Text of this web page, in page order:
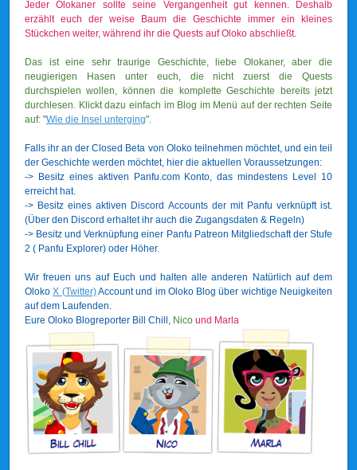
Jeder Olokaner sollte seine Vergangenheit gut kennen. Deshalb
erzählt euch der weise Baum die Geschichte immer ein kleines
Stückchen weiter, während ihr die Quests auf Oloko abschließt.
Das ist eine sehr traurige Geschichte, liebe Olokaner, aber die
neugierigen Hasen unter euch, die nicht zuerst die Quests
durchspielen wollen, können die komplette Geschichte bereits jetzt
durchlesen. Klickt dazu einfach im Blog im Menü auf der rechten Seite
auf: "Wie die Insel unterging".
Falls ihr an der Closed Beta von Oloko teilnehmen möchtet, und ein teil
der Geschichte werden möchtet, hier die aktuellen Voraussetzungen:
-> Besitz eines aktiven Panfu.com Konto, das mindestens Level 10
erreicht hat.
-> Besitz eines aktiven Discord Accounts der mit Panfu verknüpft ist.
(Über den Discord erhaltet ihr auch die Zugangsdaten & Regeln)
-> Besitz und Verknüpfung einer Panfu Patreon Mitgliedschaft der Stufe
2 ( Panfu Explorer) oder Höher.
Wir freuen uns auf Euch und halten alle anderen Natürlich auf dem
OlokoX (Twitter)Account und im Oloko Blog über wichtige Neuigkeiten
auf dem Laufenden.
Eure Oloko Blogreporter Bill Chill, Nico und Marla